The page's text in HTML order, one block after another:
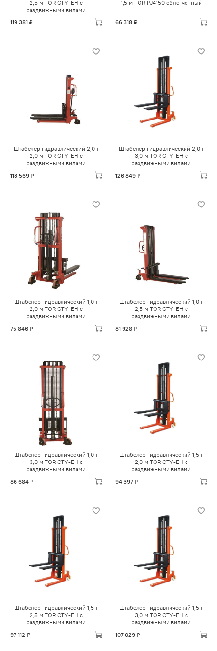
2,5 м TOR CTY-EH с
раздвижными вилами
119 381 ₽
1,5 м TOR PJ4150 облегченный
66 318 ₽
Штабелер гидравлический 2,0 т
2,0 м TOR CTY-EH с
раздвижными вилами
113 569 ₽
Штабелер гидравлический 2,0 т
3,0 м TOR CTY-EH с
раздвижными вилами
126 849 ₽
Штабелер гидравлический 1,0 т
2,0 м TOR CTY-EH с
раздвижными вилами
75 846 ₽
Штабелер гидравлический 1,0 т
2,5 м TOR CTY-EH с
раздвижными вилами
81 928 ₽
Штабелер гидравлический 1,0 т
3,0 м TOR CTY-EH с
раздвижными вилами
86 684 ₽
Штабелер гидравлический 1,5 т
2,0 м TOR CTY-EH с
раздвижными вилами
94 397 ₽
Штабелер гидравлический 1,5 т
2,5 м TOR CTY-EH с
раздвижными вилами
97 112 ₽
Штабелер гидравлический 1,5 т
3,0 м TOR CTY-EH с
раздвижными вилами
107 029 ₽